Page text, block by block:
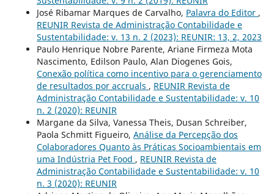
José Ribamar Marques de Carvalho, Palavra do Editor ,
REUNIR Revista de Administração Contabilidade e
Sustentabilidade: v. 13 n. 2 (2023): REUNIR: 13, 2, 2023
Paulo Henrique Nobre Parente, Ariane Firmeza Mota
Nascimento, Edilson Paulo, Alan Diogenes Gois,
Conexão política como incentivo para o gerenciamento
de resultados por accruals , REUNIR Revista de
Administração Contabilidade e Sustentabilidade: v. 10
n. 2 (2020): REUNIR
Margane da Silva, Vanessa Theis, Dusan Schreiber,
Paola Schmitt Figueiro, Análise da Percepção dos
Colaboradores Quanto às Práticas Socioambientais em
uma Indústria Pet Food , REUNIR Revista de
Administração Contabilidade e Sustentabilidade: v. 10
n. 3 (2020): REUNIR